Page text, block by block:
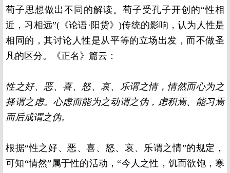
荀子思想做出不同的解读。荀子受孔子开创的“性相
近，习相远”(《论语·阳货》)传统的影响，认为人性是
相同的，其讨论人性是从平等的立场出发，而不做圣
凡的区分。《正名》篇云：
性之好、恶、喜、怒、哀、乐谓之情，情然而心为之
择谓之虑。心虑而能为之动谓之伪，虑积焉、能习焉
而后成谓之伪。
根据“性之好、恶、喜、怒、哀、乐谓之情”的规定，
可知“情然”属于性的活动，“今人之性，饥而欲饱，寒